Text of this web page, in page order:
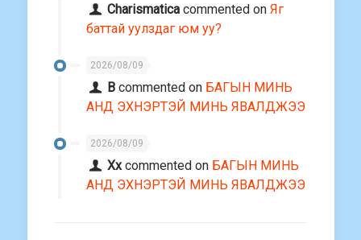
Charismatica commented onЯг
баттай уулздаг юм уу?
2026/08/09
В commented on БАГЫН МИНЬ
АНД ЭХНЭРТЭЙ МИНЬ ЯВАЛДЖЭЭ
2026/08/09
Ххcommented on БАГЫН МИНЬ
АНД ЭХНЭРТЭЙ МИНЬ ЯВАЛДЖЭЭ